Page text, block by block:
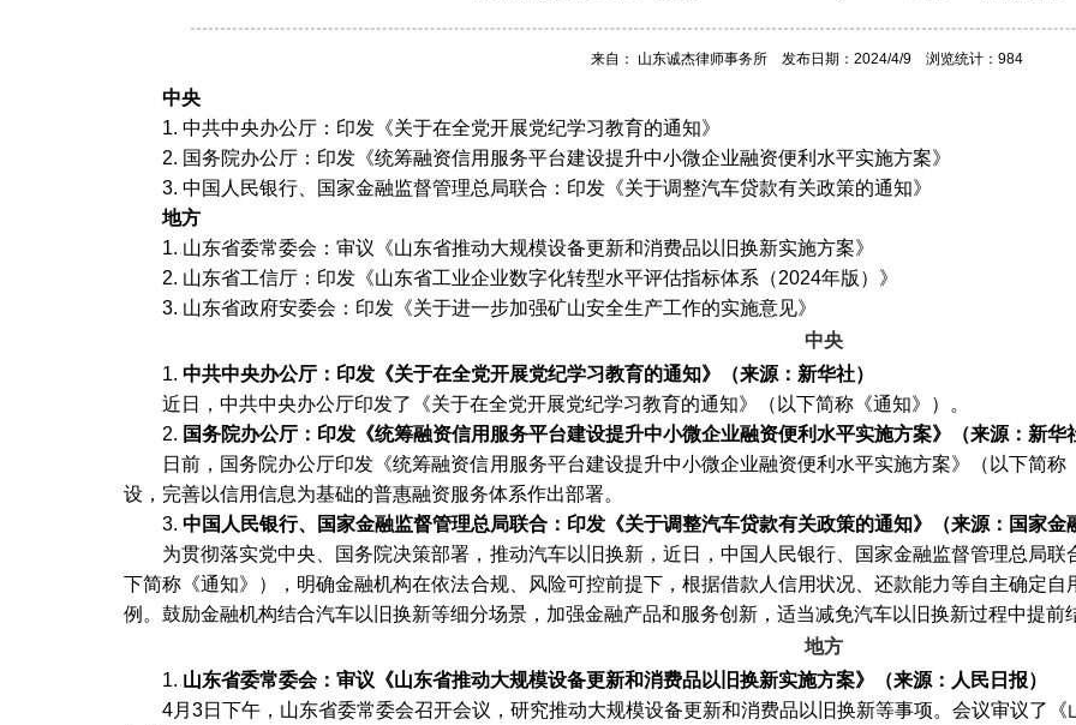
来自： 山东诚杰律师事务所 发布日期：2024/4/9 浏览统计：984
中央
1. 中共中央办公厅：印发《关于在全党开展党纪学习教育的通知》
2. 国务院办公厅：印发《统筹融资信用服务平台建设提升中小微企业融资便利水平实施方案》
3. 中国人民银行、国家金融监督管理总局联合：印发《关于调整汽车贷款有关政策的通知》
地方
1. 山东省委常委会：审议《山东省推动大规模设备更新和消费品以旧换新实施方案》
2. 山东省工信厅： 印发《山东省工业企业数字化转型水平评估指标体系（2024年版）》
3. 山东省政府安委会：印发《关于进一步加强矿山安全生产工作的实施意见》
中央
1.中共中央办公厅：印发《关于在全党开展党纪学习教育的通知》（来源：新华社）
近日，中共中央办公厅印发了《关于在全党开展党纪学习教育的通知》（以下简称《通知》）。
2. 国务院办公厅：印发《统筹融资信用服务平台建设提升中小微企业融资便利水平实施方案》（来源：新华
日前，国务院办公厅印发《统筹融资信用服务平台建设提升中小微企业融资便利水平实施方案》
（以下简
设，完善以信用信息为基础的普惠融资服务体系作出部署。
3.中国人民银行、国家金融监督管理总局联合：印发《关于调整汽车贷款有关政策的通知》（来源：国家金
为贯彻落实党中央、国务院决策部署，推动汽车以旧换新，近日，中国人民银行、国家金融监督管理总局
下简称《通知》），明确金融机构在依法合规、风险可控前提下，根据借款人信用状况、还款能力等自主确定
例。鼓励金融机构结合汽车以旧换新等细分场景，加强金融产品和服务创新，适当减免汽车以旧换新过程中提前
地方
1. 山东省委常委会：审议《山东省推动大规模设备更新和消费品以旧换新实施方案》（来源：人民日报）
4月3日下午，山东省委常委会召开会议，研究推动大规模设备更新和消费品以旧换新等事项。会议审议了